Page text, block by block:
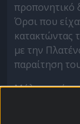
προπονητικό
Όρσι που
κατακτώντας
με την
παραίτηση
Μόλις μετά
του
λευκή